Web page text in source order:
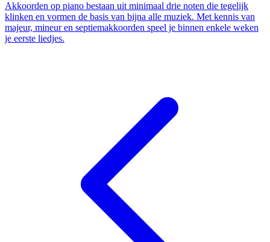
Akkoorden op piano bestaan uit minimaal drie noten die tegelijk
klinken en vormen de basis van bijna alle muziek. Met kennis van
majeur, mineur en septiemakkoorden speel je binnen enkele weken
je eerste liedjes.